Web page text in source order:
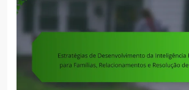
content